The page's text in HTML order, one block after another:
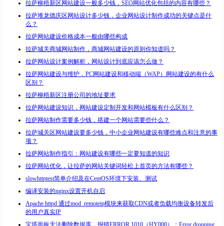
拉萨柳梧新区网站建设一般多少钱，SEO网站优化包括的内容有哪些？
拉萨堆龙德庆区网站设计多少钱，企业网站设计制作成功的关键点是什
么？
拉萨网站建设价格成本一般由哪些构成
拉萨城关商城网站制作，商城网站建设的原则你知道吗？
拉萨网站设计案例解析，网站设计到底应该怎么做？
拉萨网站建设与维护，PC网站建设和移动端（WAP）网站建设的有什么
区别？
拉萨柳梧新区注册公司的地址要求
拉萨网站建设知识，网站建设定制开发和网站模板有什么区别？
拉萨网站制作需要多少钱，搭建一个网站需要些什么？
拉萨城关区网站建设要多少钱，中小企业网站建设有哪些难点和注意的事
项？
拉萨网站制作指引：网站建设有哪些一定要知道的知识
拉萨网站优化，让拉萨的网站关键词轻松上首页的方法有哪些？
slowhttptest简单介绍及在CentOS环境下安装、测试
编译安装的nginx设置开机自启
Apache httpd 通过mod_remoteip模块来获取CDN或者负载均衡设备转发后
的用户真实IP